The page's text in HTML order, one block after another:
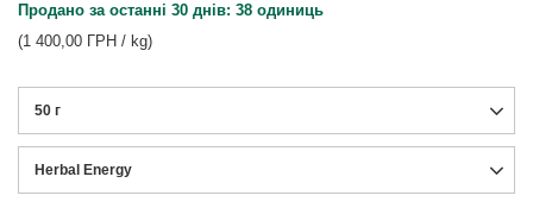
50 г
Herbal Energy
Продано за останні 30 днів: 38 одиниць
(1 400,00 ГРН / kg)